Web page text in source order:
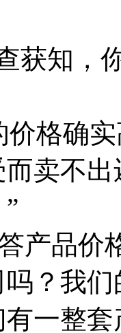
知，你
格确实
卖不
品价格
？我
有一整